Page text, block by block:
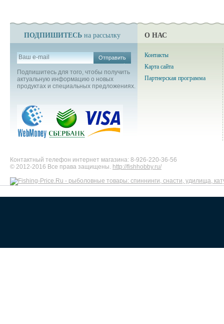
ПОДПИШИТЕСЬ на рассылку
Отправить
Подпишитесь для того, чтобы получить
актуальную информацию о новых
продуктах и специальных предложениях.
О НАС
Контакты
Карта сайта
Партнерская программа
Контактный телефон интернет магазина: 8-926-220-36-56
© 2012-2016 Все права защищены. http://fishhobby.ru/